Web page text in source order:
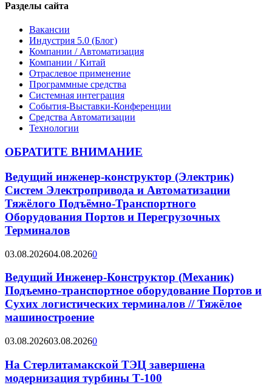
Разделы сайта
Вакансии
Индустрия 5.0 (Блог)
Компании / Автоматизация
Компании / Китай
Отраслевое применение
Программные средства
Системная интеграция
События-Выставки-Конференции
Средства Автоматизации
Технологии
ОБРАТИТЕ ВНИМАНИЕ
Ведущий инженер-конструктор (Электрик)
Систем Электропривода и Автоматизации
Тяжёлого Подъёмно-Транспортного
Оборудования Портов и Перегрузочных
Терминалов
03.08.202604.08.20260
Ведущий Инженер-Конструктор (Механик)
Подъемно-транспортное оборудование Портов и
Сухих логистических терминалов // Тяжёлое
машиностроение
03.08.202603.08.20260
На Стерлитамакской ТЭЦ завершена
модернизация турбины Т-100